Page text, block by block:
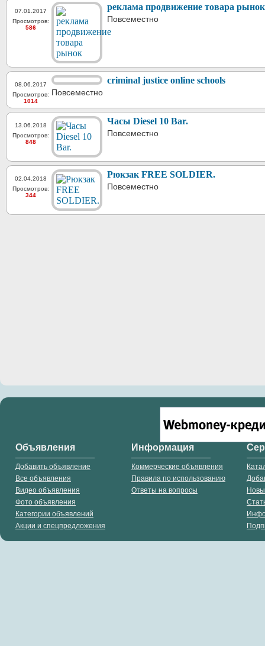
07.01.2017
Просмотров:
586
реклама продвижение товара рынок
Повсеместно
08.06.2017
Просмотров:
1014
criminal justice online schools
Повсеместно
13.06.2018
Просмотров:
848
Часы Diesel 10 Bar.
Повсеместно
02.04.2018
Просмотров:
344
Рюкзак FREE SOLDIER.
Повсеместно
Объявления
Добавить объявление
Все объявления
Видео объявления
Фото объявления
Категории объявлений
Акции и спецпредложения
Информация
Коммерческие объявления
Правила по использованию
Ответы на вопросы